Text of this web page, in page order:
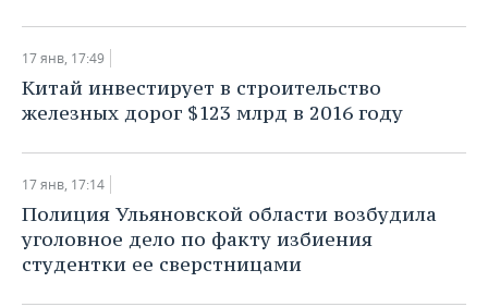
17 янв, 17:49
Китай инвестирует в строительство
железных дорог $123 млрд в 2016 году
17 янв, 17:14
Полиция Ульяновской области возбудила
уголовное дело по факту избиения
студентки ее сверстницами